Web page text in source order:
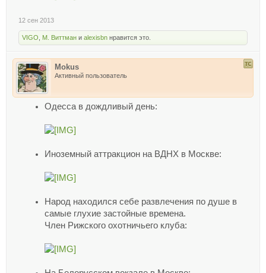
12 сен 2013
VIGO М. Виттман и alexisbn нравится это.
Mokus
Активный пользователь
Одесса в дождливый день:
Иноземный аттракцион на ВДНХ в Москве:
Народ находился себе развлечения по душе в
самые глухие застойные времена.
Член Рижского охотничьего клуба: